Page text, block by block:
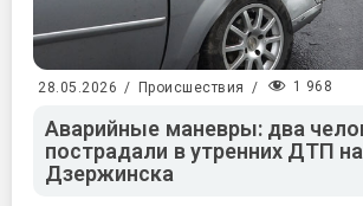
28.05.2026 / Происшествия / 1 968
Аварийные маневры: два
пострадали в утренних ДТП
Дзержинска